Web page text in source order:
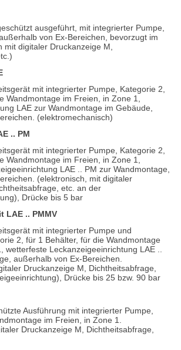
ausgeführt, mit integrierter Pumpe,
von Ex-Bereichen, bevorzugt im
mit digitaler Druckanzeige M,
mit integrierter Pumpe, Kategorie 2,
Wandmontage im Freien, in Zone 1,
LAE zur Wandmontage im Gebäude,
(elektromechanisch)
.. PM
mit integrierter Pumpe, Kategorie 2,
Wandmontage im Freien, in Zone 1,
LAE .. PM zur Wandmontage,
(elektronisch, mit digitaler
etc. an der
Drücke bis 5 bar
LAE .. PMMV
mit integrierter Pumpe und
2, für 1 Behälter, für die Wandmontage
wetterfeste Leckanzeigeeinrichtung LAE ..
außerhalb von Ex-Bereichen.
Druckanzeige M, Dichtheitsabfrage,
Drücke bis 25 bzw. 90 bar
Ausführung mit integrierter Pumpe,
im Freien, in Zone 1.
Druckanzeige M, Dichtheitsabfrage,